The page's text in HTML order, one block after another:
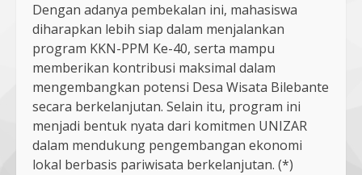
Dengan adanya pembekalan ini, mahasiswa
diharapkan lebih siap dalam menjalankan
program KKN-PPM Ke-40, serta mampu
memberikan kontribusi maksimal dalam
mengembangkan potensi Desa Wisata Bilebante
secara berkelanjutan. Selain itu, program ini
menjadi bentuk nyata dari komitmen UNIZAR
dalam mendukung pengembangan ekonomi
lokal berbasis pariwisata berkelanjutan. (*)